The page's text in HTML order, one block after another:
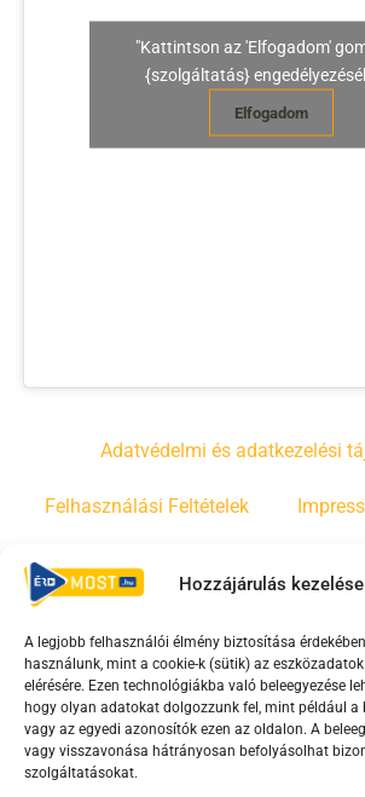
Hozzájárulás kezelése
A legjobb felhasználói élmény biztosítása
használunk, mint a cookie-k (sütik) az
elérésére. Ezen technológiákba való beleegyezése
hogy olyan adatokat dolgozzunk fel, mint például a
vagy az egyedi azonosítók ezen az oldalon. A
vagy visszavonása hátrányosan befolyásolhat
szolgáltatásokat.
"Kattintson az 'Elfogadom'
{szolgáltatás}
Elfogadom
Adatvédelmi és adatkezelési
Felhasználási Feltételek
Irányelvek
F
a
c
e
b
Y
o
u
t
u
T
i
k
t